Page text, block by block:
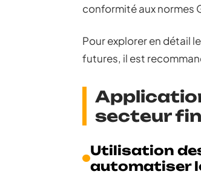
conformité aux normes
Pour explorer en détail
futures, il est
secteur
Utilisation
automatiser